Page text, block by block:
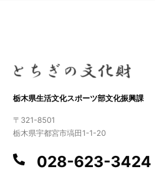
栃木県生活文化スポーツ部文化振興課
〒321-8501
栃木県宇都宮市塙田1-1-20
028-623-3424